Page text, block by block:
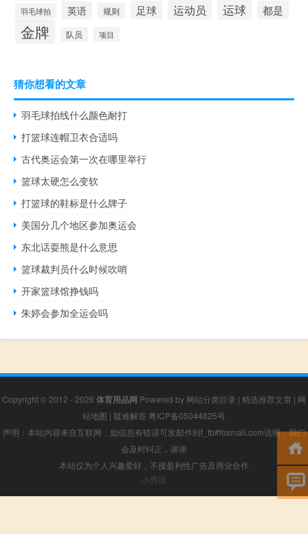
羽毛球拍 英语 规则 足球 运动员 运球 都是
金牌 队员 项目
猜你想看的文章
羽毛球拍线什么颜色耐打
打篮球连帽卫衣合适吗
古代奥运会第一次在哪里举行
篮球太硬怎么变软
打篮球的鞋标是什么牌子
美国分几个地区参加奥运会
东北话耍熊是什么意思
篮球裁判员什么时候吹哨
开家篮球馆挣钱吗
朱婷会参加全运会吗
Copyright © 2012 - 2026 体育用品网 Powered by 网站分类目录 | 精选推荐文章 | 网
站地图 | 疑难解答 粤ICP备05044825号
声明：本站内容来自互联网，如信息有错误可发邮件到f_fb#foxmail.com说明，我们
会及时纠正，谢谢
本站仅为个人兴趣爱好，不接盈利性广告及商业合作
小男孩